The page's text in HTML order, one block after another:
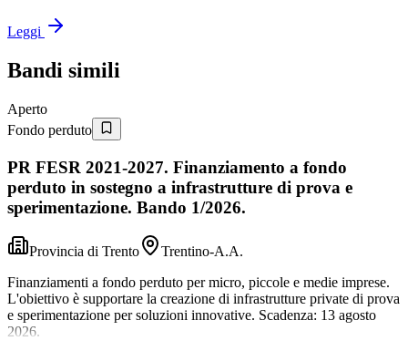
Leggi
Bandi simili
Aperto
Fondo perduto
PR FESR 2021-2027. Finanziamento a fondo
perduto in sostegno a infrastrutture di prova e
sperimentazione. Bando 1/2026.
Provincia di Trento
Trentino-A.A.
Finanziamenti a fondo perduto per micro, piccole e medie imprese.
L'obiettivo è supportare la creazione di infrastrutture private di prova
e sperimentazione per soluzioni innovative. Scadenza: 13 agosto
2026.